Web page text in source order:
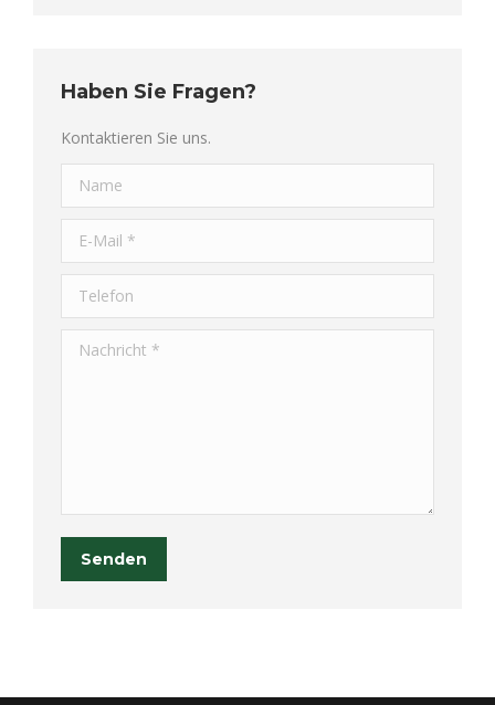
Haben Sie Fragen?
Kontaktieren Sie uns.
Name
E-Mail *
Telefon
Nachricht *
Senden